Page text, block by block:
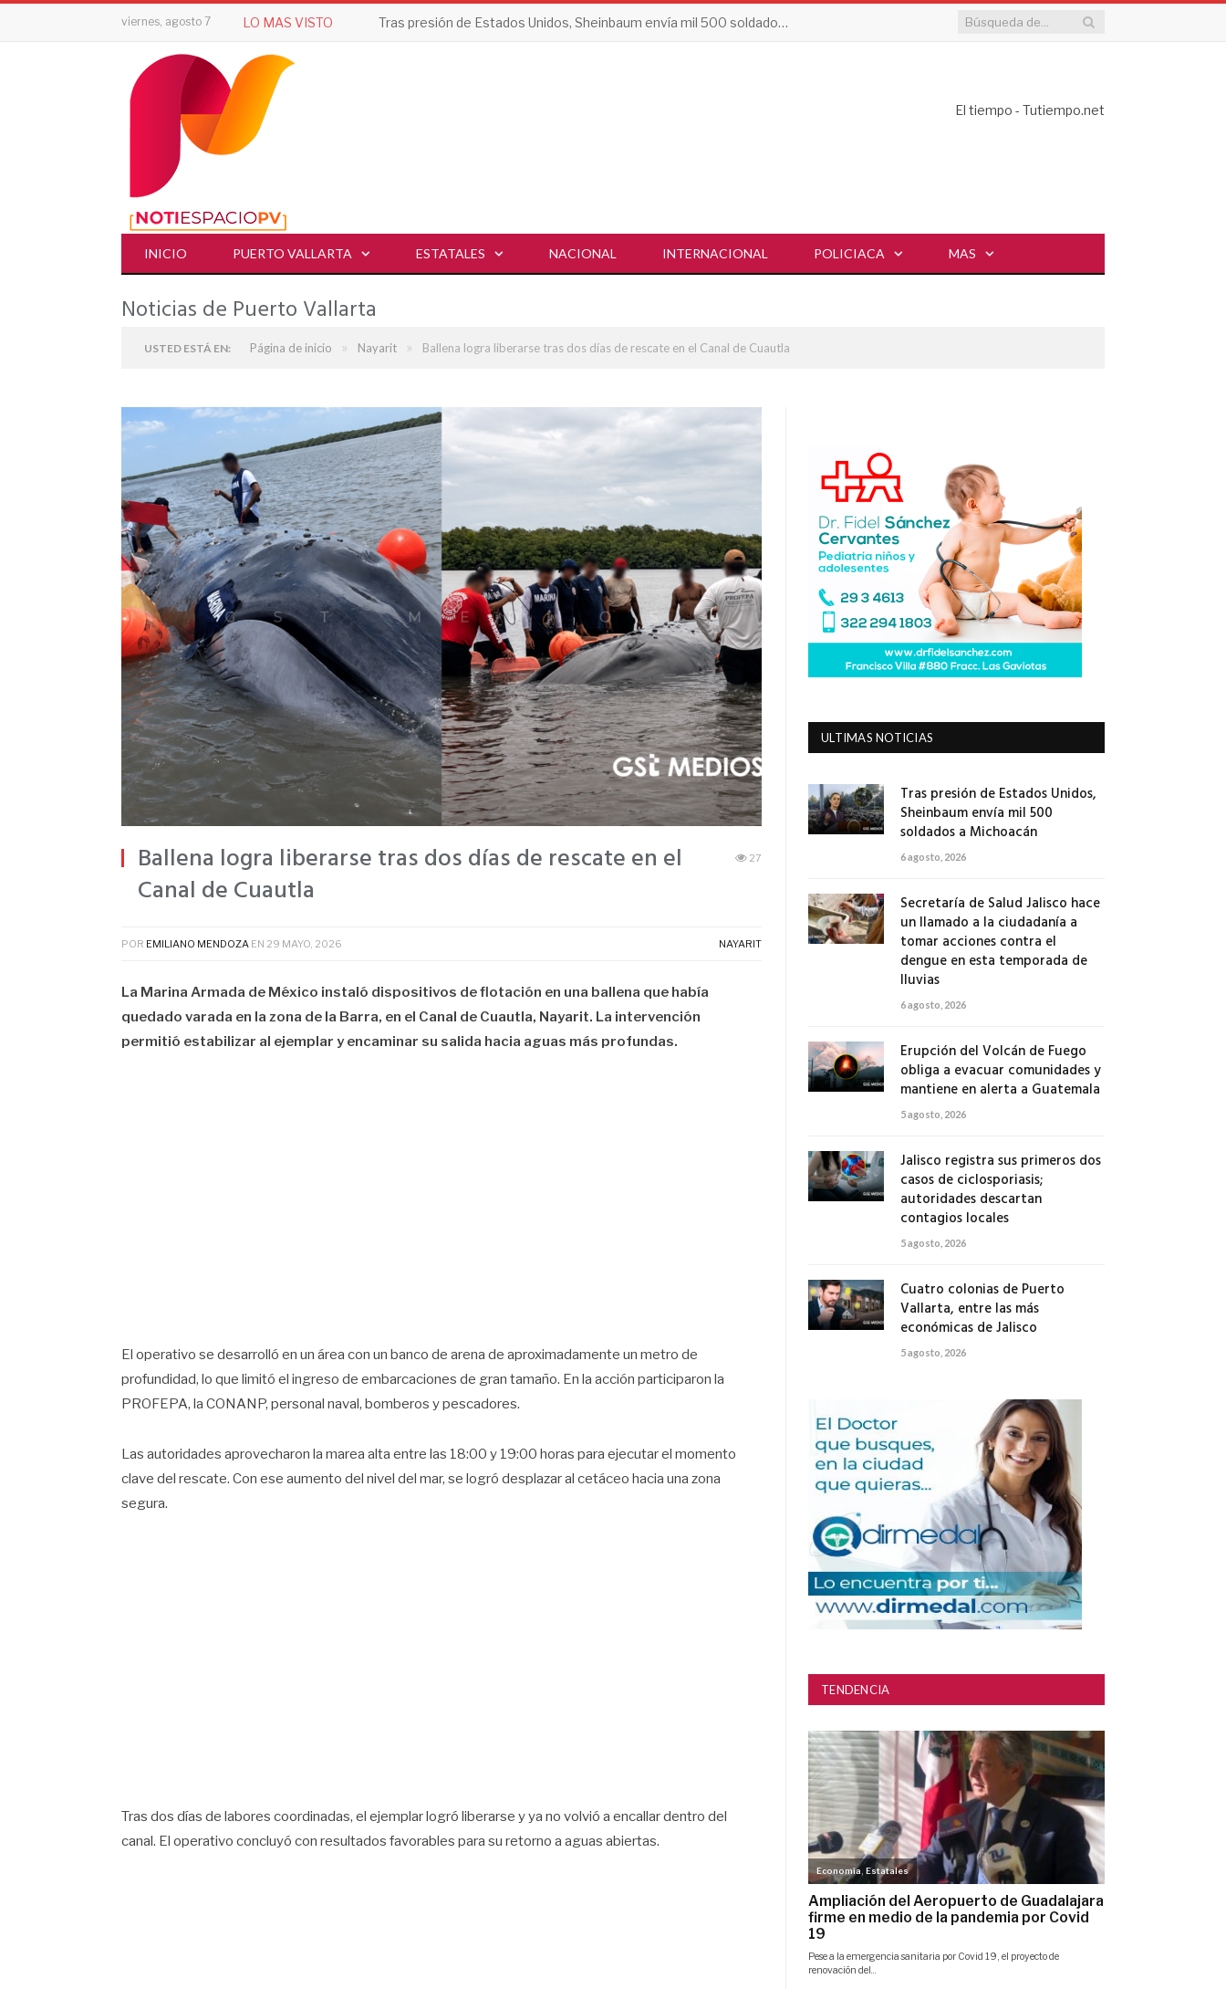
viernes, agosto 7 LO MAS VISTO Tras presión de Estados Unidos, Sheinbaum envía mil 500 soldados a Michoacán
El tiempo - Tutiempo.net
INICIO PUERTO VALLARTA ESTATALES NACIONAL INTERNACIONAL POLICIACA MAS
Noticias de Puerto Vallarta
USTED ESTÁ EN: Página de inicio » Nayarit » Ballena logra liberarse tras dos días de rescate en el Canal de Cuautla
Ballena logra liberarse tras dos días de rescate en el
Canal de Cuautla
27
POR EMILIANO MENDOZA EN 29 MAYO, 2026 NAYARIT
La Marina Armada de México instaló dispositivos de flotación en una ballena que había
quedado varada en la zona de la Barra, en el Canal de Cuautla, Nayarit. La intervención
permitió estabilizar al ejemplar y encaminar su salida hacia aguas más profundas.
El operativo se desarrolló en un área con un banco de arena de aproximadamente un metro de
profundidad, lo que limitó el ingreso de embarcaciones de gran tamaño. En la acción participaron la
PROFEPA, la CONANP, personal naval, bomberos y pescadores.
Las autoridades aprovecharon la marea alta entre las 18:00 y 19:00 horas para ejecutar el momento
clave del rescate. Con ese aumento del nivel del mar, se logró desplazar al cetáceo hacia una zona
segura.
Tras dos días de labores coordinadas, el ejemplar logró liberarse y ya no volvió a encallar dentro del
canal. El operativo concluyó con resultados favorables para su retorno a aguas abiertas.
ULTIMAS NOTICIAS
Tras presión de Estados Unidos,
Sheinbaum envía mil 500
soldados a Michoacán
6 agosto, 2026
Secretaría de Salud Jalisco hace
un llamado a la ciudadanía a
tomar acciones contra el
dengue en esta temporada de
lluvias
6 agosto, 2026
Erupción del Volcán de Fuego
obliga a evacuar comunidades y
mantiene en alerta a Guatemala
5 agosto, 2026
Jalisco registra sus primeros dos
casos de ciclosporiasis;
autoridades descartan
contagios locales
5 agosto, 2026
Cuatro colonias de Puerto
Vallarta, entre las más
económicas de Jalisco
5 agosto, 2026
TENDENCIA